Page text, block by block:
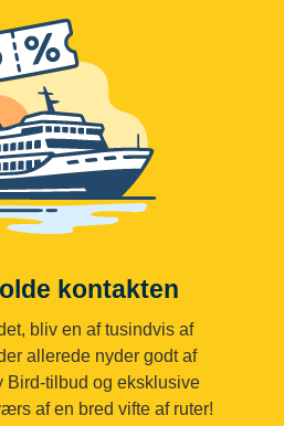
kontakten
bliv en af tusindvis af
allerede nyder godt af
Bird-tilbud og eksklusive
af en bred vifte af ruter!